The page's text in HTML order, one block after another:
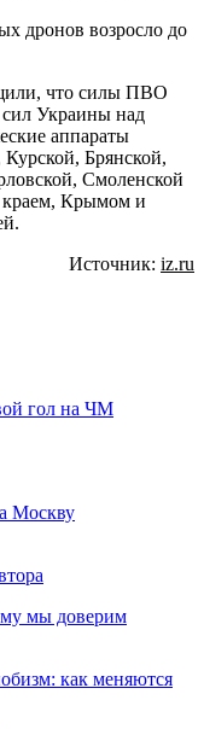
дронов возросло до
что силы ПВО
Украины над
аппараты
Курской, Брянской,
Смоленской
краем, Крымом и
Источник: iz.ru
гол на ЧМ
Москву
мы доверим
как меняются